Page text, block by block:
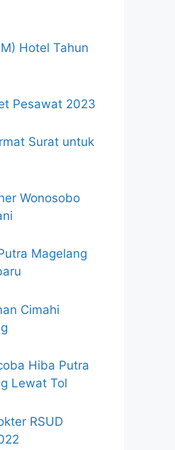
Hotel Tahun
Pesawat 2023
Surat untuk
Wonosobo
Magelang
Cimahi
Hiba Putra
Lewat Tol
RSUD